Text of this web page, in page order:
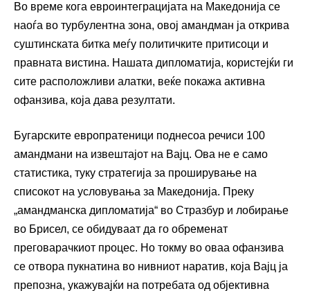
Во време кога евроинтеграцијата на Македонија се
наоѓа во турбулентна зона, овој амандман ја открива
суштинската битка меѓу политичките притисоци и
правната вистина. Нашата дипломатија, користејќи ги
сите расположливи алатки, веќе покажа активна
офанзива, која дава резултати.
Бугарските европратеници поднесоа речиси 100
амандмани на извештајот на Вајц. Ова не е само
статистика, туку стратегија за проширување на
списокот на условувања за Македонија. Преку
„амандманска дипломатија“ во Стразбур и лобирање
во Брисел, се обидуваат да го обременат
преговарачкиот процес. Но токму во оваа офанзива
се отвора пукнатина во нивниот наратив, која Вајц ја
препозна, укажувајќи на потребата од објективна